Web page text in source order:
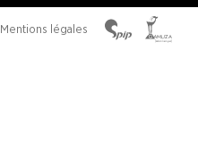
Mentions légales